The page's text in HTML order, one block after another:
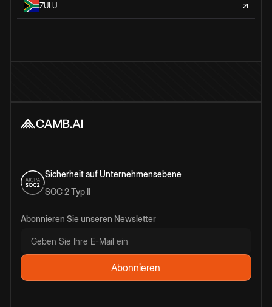
ZULU
Sicherheit auf Unternehmensebene
SOC 2 Typ II
Abonnieren Sie unseren Newsletter